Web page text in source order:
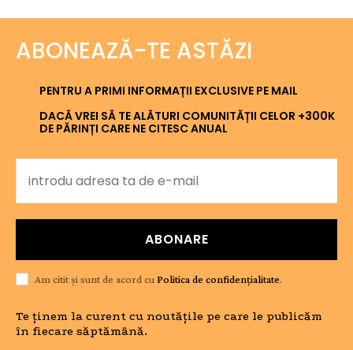
ABONEAZĂ-TE ASTĂZI
PENTRU A PRIMI INFORMAȚII EXCLUSIVE PE MAIL
DACĂ VREI SĂ TE ALĂTURI COMUNITĂȚII CELOR +300K
DE PĂRINȚI CARE NE CITESC ANUAL
ABONARE
Am citit și sunt de acord cu Politica de confidențialitate.
Te ținem la curent cu noutățile pe care le publicăm
în fiecare săptămână.